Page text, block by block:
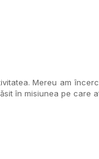
Mereu am
în misiunea pe care